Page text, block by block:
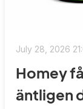
July 28, 2026
Homey
äntligen